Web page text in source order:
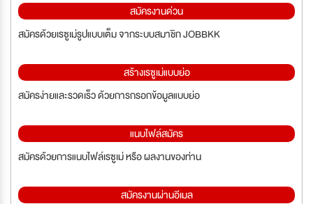
สมัครงานด่วน
สมัครด้วยเรซูเม่รูปแบบเต็ม จากระบบสมาชิก JOBBKK
สร้างเรซูเม่แบบย่อ
สมัครง่ายและรวดเร็ว ด้วยการกรอกข้อมูลแบบย่อ
แนบไฟล์สมัคร
สมัครด้วยการแนบไฟล์เรซูเม่ หรือ ผลงานของท่าน
สมัครงานผ่านอีเมล